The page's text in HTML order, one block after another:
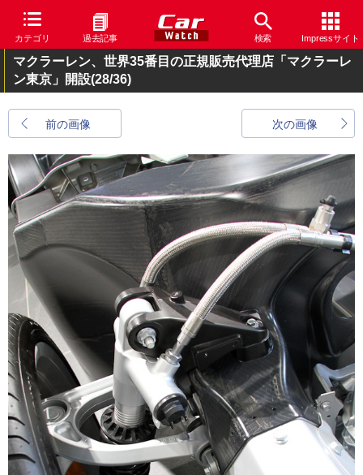
カテゴリ 過去記事 検索 Impressサイト
マクラーレン、世界35番目の正規販売代理店「マクラーレ
ン東京」開設(28/36)
前の画像 次の画像